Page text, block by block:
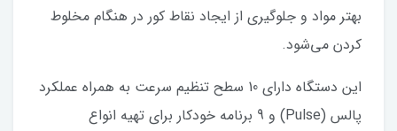
بهتر مواد و جلوگیری از ایجاد نقاط کور در هنگام مخلوط
کردن می‌شود.
این دستگاه دارای 10 سطح تنظیم سرعت به همراه عملکرد
پالس (Pulse) و 9 برنامه خودکار برای تهیه انواع